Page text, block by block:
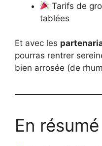
Tarifs de
tablées
Et avec les
pourras rentrer
bien arrosée (de
En résumé